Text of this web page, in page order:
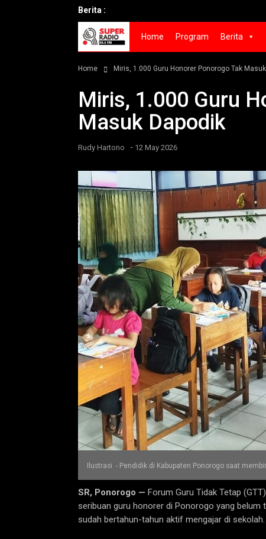
Berita :
Home Program Berita
Home Miris, 1.000 Guru Honorer Ponorogo Tak
Miris, 1.000 Guru
Masuk Dapodik
Rudy Hartono - 12 May 2026
Ilustrasi - Pendidik di Kabupaten Ponorogo saat
SR, Ponorogo — Forum Guru Tidak Tetap
seribuan guru honorer di Ponorogo yang belum
sudah bertahun-tahun aktif mengajar di sekolah.